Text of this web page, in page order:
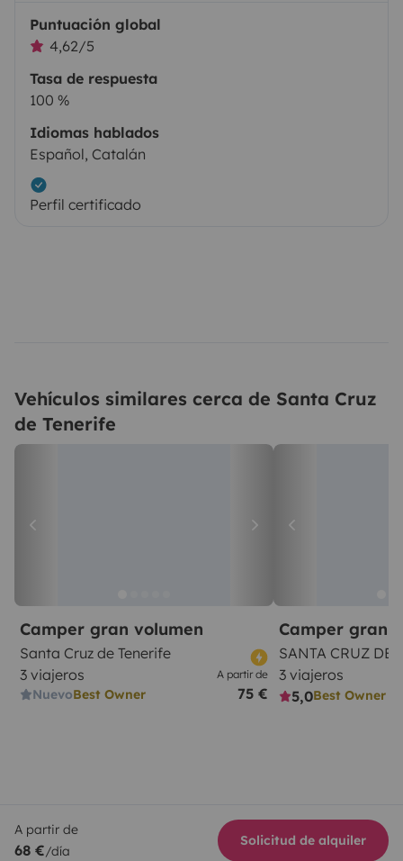
Puntuación global
4,62/5
Tasa de respuesta
100 %
Idiomas hablados
Español, Catalán
Perfil certificado
Vehículos similares cerca de Santa Cruz
de Tenerife
Camper gran volumen
Santa Cruz de Tenerife
3 viajeros
NuevoBest Owner
A partir de
75 €
Camper gran
SANTA CRUZ DE
3 viajeros
5,0Best Owner
A partir de
68 €/día
Solicitud de alquiler